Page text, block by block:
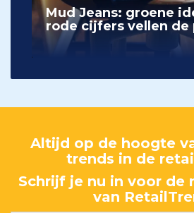
Mud Jeans: groene
rode cijfers vellen de
Altijd op de hoogte
trends in de
Schrijf je nu in voor de
van